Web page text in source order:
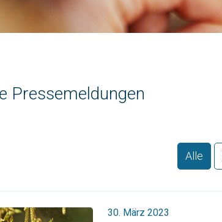
Pressemeldungen
Alle
30. März 2023